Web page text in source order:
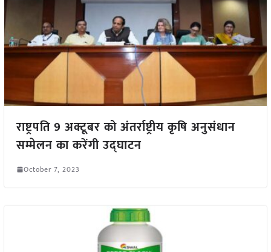
राष्ट्रपति 9 अक्टूबर को अंतर्राष्ट्रीय कृषि अनुसंधान
सम्मेलन का करेंगी उद्घाटन
October 7, 2023